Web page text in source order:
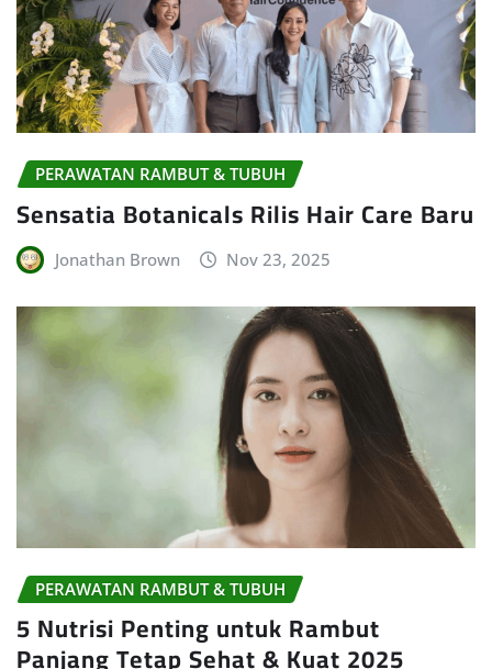
PERAWATAN RAMBUT & TUBUH
Sensatia Botanicals Rilis Hair Care Baru
Jonathan Brown Nov 23, 2025
PERAWATAN RAMBUT & TUBUH
5 Nutrisi Penting untuk Rambut
Panjang Tetap Sehat & Kuat 2025